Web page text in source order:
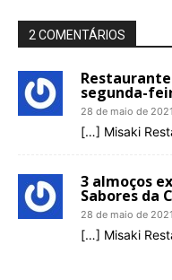
2 COMENTÁRIOS
segunda-
28 de maio de
[…] Misaki
3 almoços
Sabores da
28 de maio de
[…] Misaki